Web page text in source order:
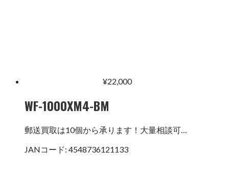
¥22,000
WF-1000XM4-BM
郵送買取は10個から承ります！大量相談可…
JANコード: 4548736121133